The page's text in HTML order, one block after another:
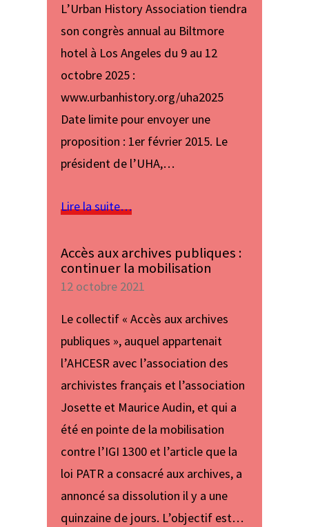
L’Urban History Association tiendra
son congrès annual au Biltmore
hotel à Los Angeles du 9 au 12
octobre 2025 :
www.urbanhistory.org/uha2025
Date limite pour envoyer une
proposition : 1er février 2015. Le
président de l’UHA,…
Lire la suite…
Accès aux archives publiques :
continuer la mobilisation
12 octobre 2021
Le collectif « Accès aux archives
publiques », auquel appartenait
l’AHCESR avec l’association des
archivistes français et l’association
Josette et Maurice Audin, et qui a
été en pointe de la mobilisation
contre l’IGI 1300 et l’article que la
loi PATR a consacré aux archives, a
annoncé sa dissolution il y a une
quinzaine de jours. L’objectif est…